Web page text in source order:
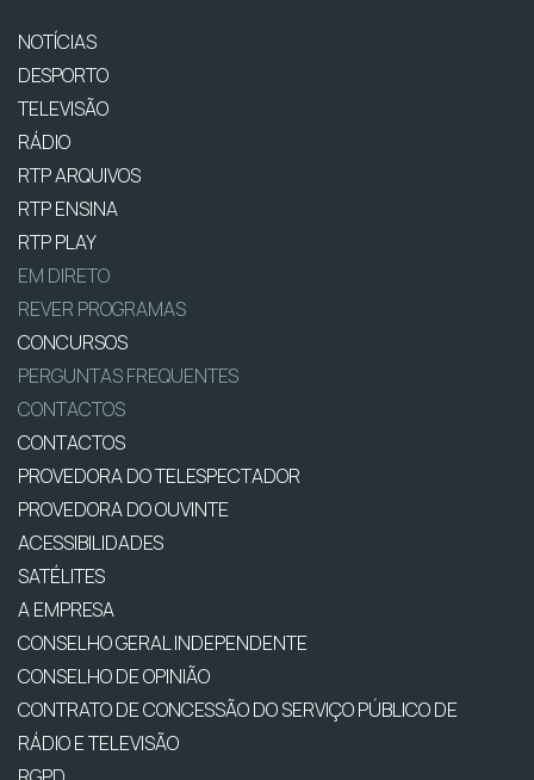
NOTÍCIAS
DESPORTO
TELEVISÃO
RÁDIO
RTP ARQUIVOS
RTP ENSINA
RTP PLAY
EM DIRETO
REVER PROGRAMAS
CONCURSOS
PERGUNTAS FREQUENTES
CONTACTOS
CONTACTOS
PROVEDORA DO TELESPECTADOR
PROVEDORA DO OUVINTE
ACESSIBILIDADES
SATÉLITES
A EMPRESA
CONSELHO GERAL INDEPENDENTE
CONSELHO DE OPINIÃO
CONTRATO DE CONCESSÃO DO SERVIÇO PÚBLICO DE
RÁDIO E TELEVISÃO